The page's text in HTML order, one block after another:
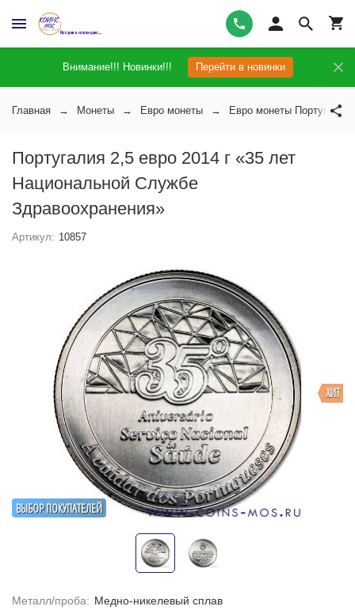
Внимание!!! Новинки!!! Перейти в новинки
Главная Монеты Евро монеты Евро монеты Португалии
Португалия 2,5 евро 2014 г «35 лет
Национальной Службе
Здравоохранения»
Артикул: 10857
ВЫБОР ПОКУПАТЕЛЕЙ
ХИТ
Металл/проба: Медно-никелевый сплав